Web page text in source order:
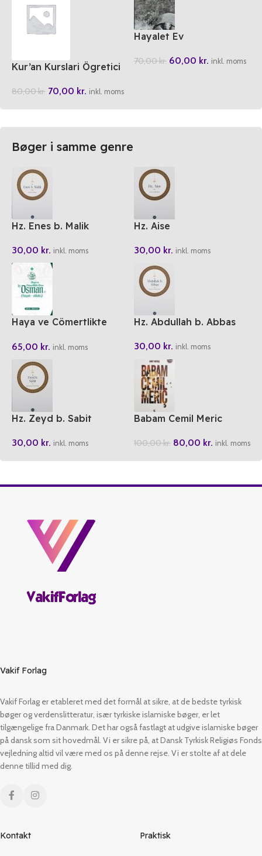
Kur’an Kurslari Ögretici
80,00kr. 70,00 kr. inkl. moms
Hayalet Ev
70,00kr. 60,00 kr. inkl. moms
Bøger i samme genre
Hz. Enes b. Malik
30,00 kr. inkl. moms
Hz. Aise
30,00 kr. inkl. moms
Haya ve Cömertlikte
65,00 kr. inkl. moms
Hz. Abdullah b. Abbas
30,00 kr. inkl. moms
Hz. Zeyd b. Sabit
30,00 kr. inkl. moms
Babam Cemil Meric
100,00kr. 80,00 kr. inkl. moms
Vakif Forlag
Vakif Forlag er etableret med det formål at sikre, at de bedste tyrkisk
bøger og verdenslitteratur, især tyrkiske islamiske bøger, er let
tilgængelige fra Danmark. Det har også fastlagt at udgive islamiske bøger
på dansk som sit hovedmål. Vi er sikre på, at Dansk Tyrkisk Religiøs Fonds
vejledning altid vil være med os på denne rejse. Vi er stolte af at dele
denne tillid med dig.
Kontakt Praktisk